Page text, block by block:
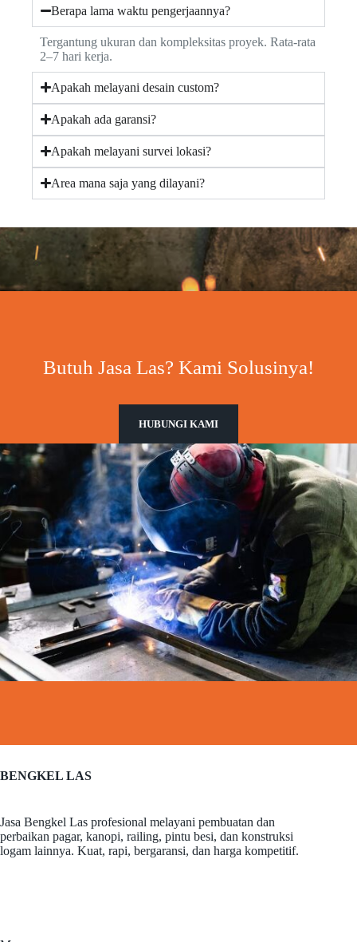
Berapa lama waktu pengerjaannya?
Tergantung ukuran dan kompleksitas proyek. Rata-rata
2–7 hari kerja.
Apakah melayani desain custom?
Apakah ada garansi?
Apakah melayani survei lokasi?
Area mana saja yang dilayani?
Butuh Jasa Las? Kami Solusinya!
HUBUNGI KAMI
BENGKEL LAS
Jasa Bengkel Las profesional melayani pembuatan dan
perbaikan pagar, kanopi, railing, pintu besi, dan konstruksi
logam lainnya. Kuat, rapi, bergaransi, dan harga kompetitif.